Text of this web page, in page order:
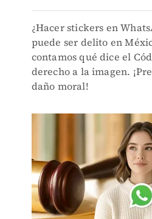
¿Hacer stickers en
puede ser delito en
contamos qué dice el
derecho a la imagen.
daño moral!